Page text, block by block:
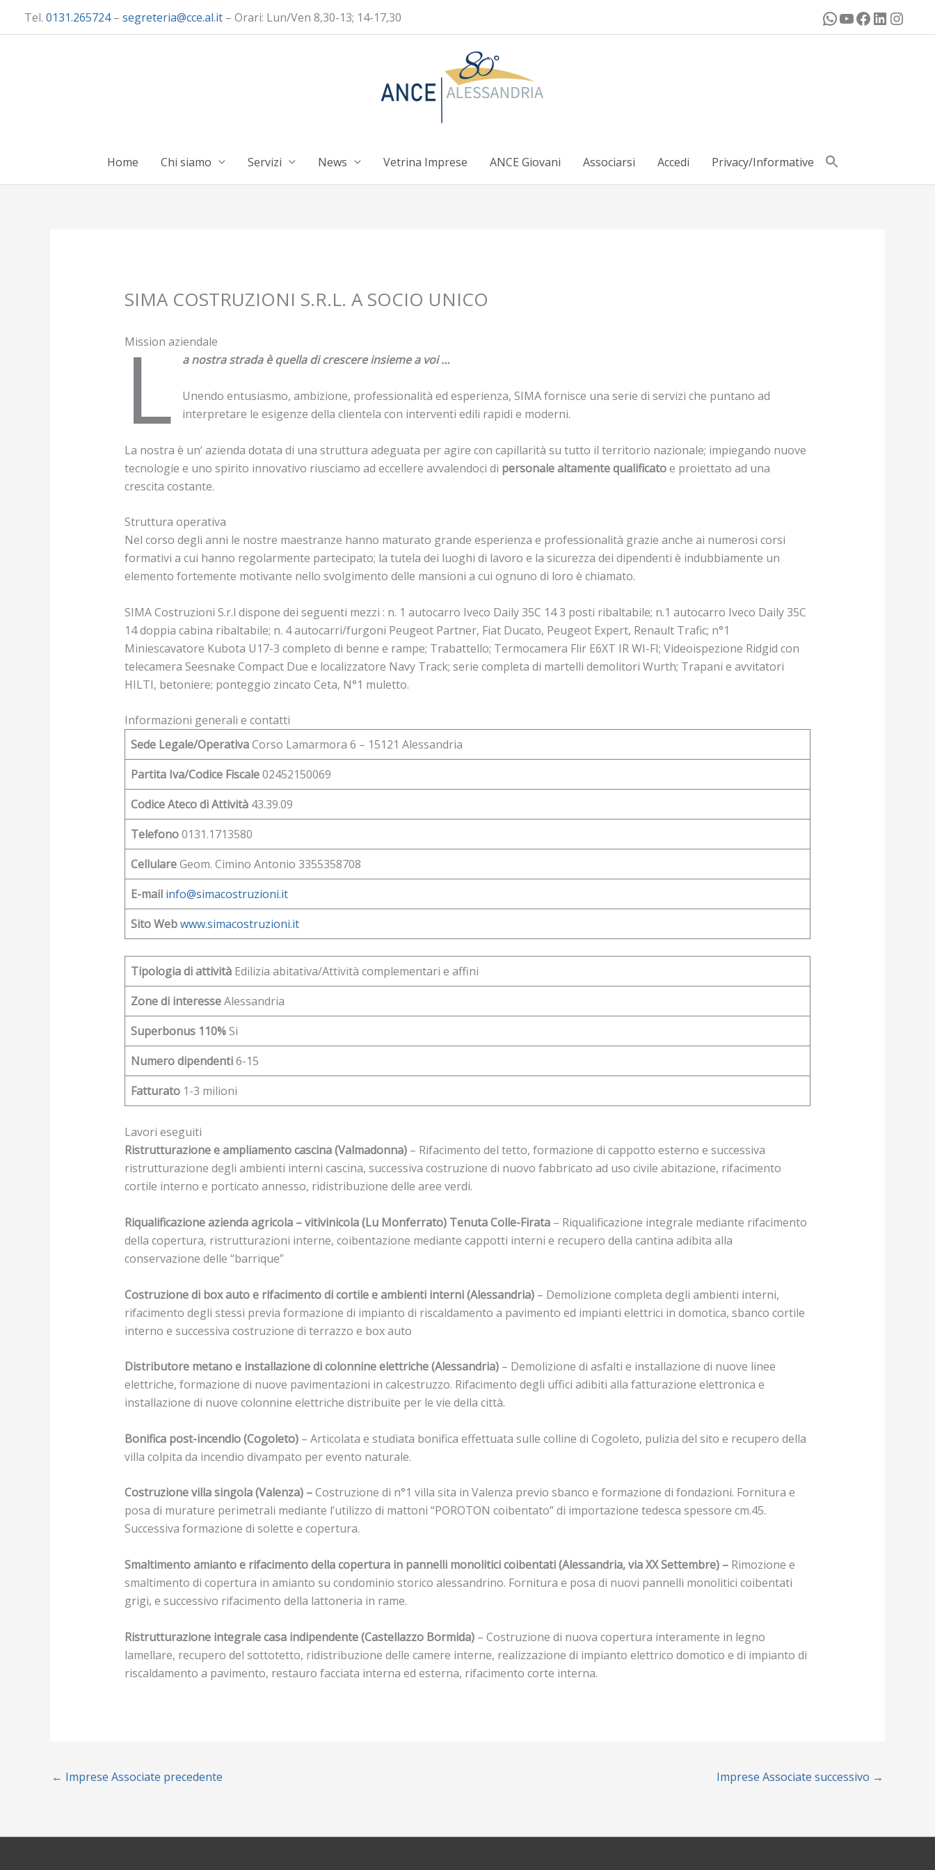
Tel. 0131.265724– segreteria@cce.al.it – Orari: Lun/Ven 8,30-13; 14-17,30
Home Chi siamo Servizi News Vetrina Imprese ANCE Giovani Associarsi Accedi Privacy/Informative
SIMA COSTRUZIONI S.R.L. A SOCIO UNICO
Mission aziendale
L a nostra strada è quella di crescere insieme a voi …
Unendo entusiasmo, ambizione, professionalità ed esperienza, SIMA fornisce una serie di servizi che puntano ad
interpretare le esigenze della clientela con interventi edili rapidi e moderni.
La nostra è un‘ azienda dotata di una struttura adeguata per agire con capillarità su tutto il territorio nazionale; impiegando nuove
tecnologie e uno spirito innovativo riusciamo ad eccellere avvalendoci di personale altamente qualificatoe proiettato ad una
crescita costante.
Struttura operativa
Nel corso degli anni le nostre maestranze hanno maturato grande esperienza e professionalità grazie anche ai numerosi corsi
formativi a cui hanno regolarmente partecipato; la tutela dei luoghi di lavoro e la sicurezza dei dipendenti è indubbiamente un
elemento fortemente motivante nello svolgimento delle mansioni a cui ognuno di loro è chiamato.
SIMA Costruzioni S.r.l dispone dei seguenti mezzi : n. 1 autocarro Iveco Daily 35C 14 3 posti ribaltabile; n.1 autocarro Iveco Daily 35C
14 doppia cabina ribaltabile; n. 4 autocarri/furgoni Peugeot Partner, Fiat Ducato, Peugeot Expert, Renault Trafic; n°1
Miniescavatore Kubota U17-3 completo di benne e rampe; Trabattello; Termocamera Flir E6XT IR WI-FI; Videoispezione Ridgid con
telecamera Seesnake Compact Due e localizzatore Navy Track; serie completa di martelli demolitori Wurth; Trapani e avvitatori
HILTI, betoniere; ponteggio zincato Ceta, N°1 muletto.
Informazioni generali e contatti
Sede Legale/OperativaCorso Lamarmora 6 – 15121 Alessandria
Partita Iva/Codice Fiscale02452150069
Codice Ateco di Attività 43.39.09
Telefono0131.1713580
CellulareGeom. Cimino Antonio 3355358708
E-mail info@simacostruzioni.it
Sito Webwww.simacostruzioni.it
Tipologia di attivitàEdilizia abitativa/Attività complementari e affini
Zone di interesseAlessandria
Superbonus 110%Si
Numero dipendenti6-15
Fatturato1-3 milioni
Lavori eseguiti
Ristrutturazione e ampliamento cascina (Valmadonna)– Rifacimento del tetto, formazione di cappotto esterno e successiva
ristrutturazione degli ambienti interni cascina, successiva costruzione di nuovo fabbricato ad uso civile abitazione, rifacimento
cortile interno e porticato annesso, ridistribuzione delle aree verdi.
Riqualificazione azienda agricola – vitivinicola (Lu Monferrato) Tenuta Colle-Firata– Riqualificazione integrale mediante rifacimento
della copertura, ristrutturazioni interne, coibentazione mediante cappotti interni e recupero della cantina adibita alla
conservazione delle “barrique”
Costruzione di box auto e rifacimento di cortile e ambienti interni (Alessandria)– Demolizione completa degli ambienti interni,
rifacimento degli stessi previa formazione di impianto di riscaldamento a pavimento ed impianti elettrici in domotica, sbanco cortile
interno e successiva costruzione di terrazzo e box auto
Distributore metano e installazione di colonnine elettriche (Alessandria)– Demolizione di asfalti e installazione di nuove linee
elettriche, formazione di nuove pavimentazioni in calcestruzzo. Rifacimento degli uffici adibiti alla fatturazione elettronica e
installazione di nuove colonnine elettriche distribuite per le vie della città.
Bonifica post-incendio (Cogoleto)– Articolata e studiata bonifica effettuata sulle colline di Cogoleto, pulizia del sito e recupero della
villa colpita da incendio divampato per evento naturale.
Costruzione villa singola (Valenza) –Costruzione di n°1 villa sita in Valenza previo sbanco e formazione di fondazioni. Fornitura e
posa di murature perimetrali mediante l’utilizzo di mattoni “POROTON coibentato” di importazione tedesca spessore cm.45.
Successiva formazione di solette e copertura.
Smaltimento amianto e rifacimento della copertura in pannelli monolitici coibentati (Alessandria, via XX Settembre) –Rimozione e
smaltimento di copertura in amianto su condominio storico alessandrino. Fornitura e posa di nuovi pannelli monolitici coibentati
grigi, e successivo rifacimento della lattoneria in rame.
Ristrutturazione integrale casa indipendente (Castellazzo Bormida)– Costruzione di nuova copertura interamente in legno
lamellare, recupero del sottotetto, ridistribuzione delle camere interne, realizzazione di impianto elettrico domotico e di impianto di
riscaldamento a pavimento, restauro facciata interna ed esterna, rifacimento corte interna.
← Imprese Associate precedente Imprese Associate successivo →